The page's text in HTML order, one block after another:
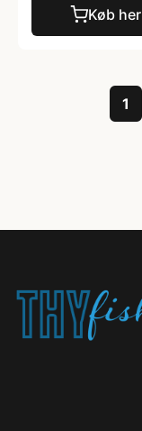
Køb her
1